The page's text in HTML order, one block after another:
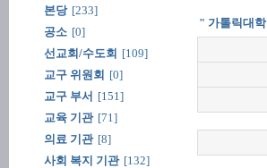
본당 [233]
공소 [0]
선교회/수도회 [109]
교구 위원회 [0]
교구 부서 [151]
교육 기관 [71]
의료 기관 [8]
사회 복지 기관 [132]
" 가톨릭대